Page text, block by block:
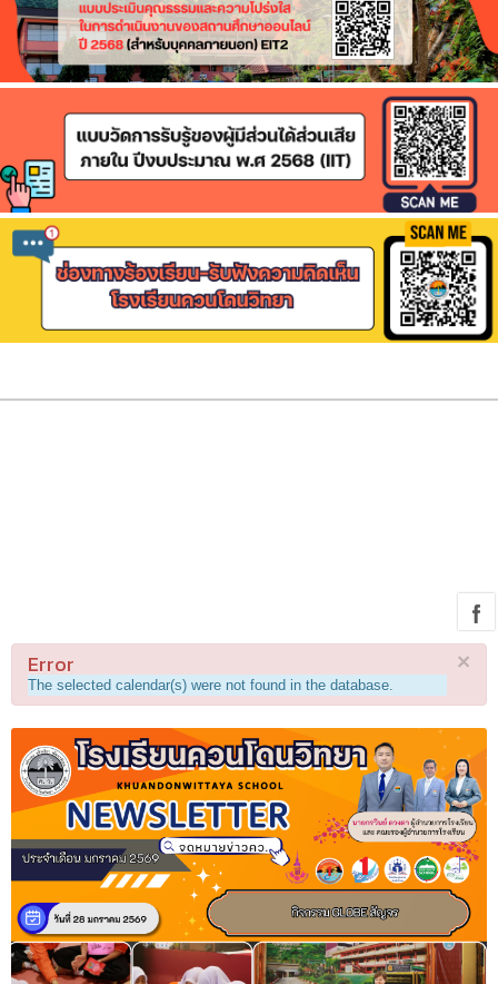
×
Error
The selected calendar(s) were not found in the database.